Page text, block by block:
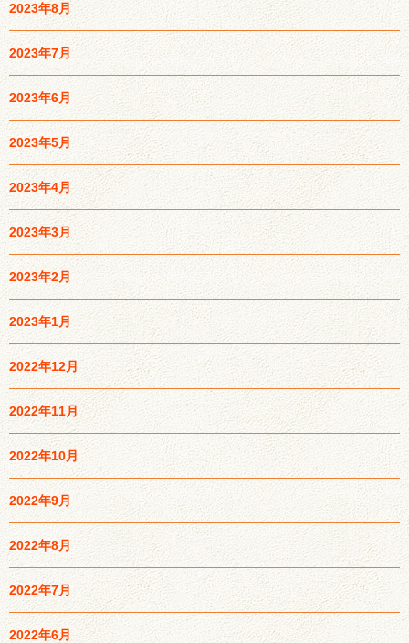
2023年8月
2023年7月
2023年6月
2023年5月
2023年4月
2023年3月
2023年2月
2023年1月
2022年12月
2022年11月
2022年10月
2022年9月
2022年8月
2022年7月
2022年6月